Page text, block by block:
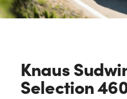
Knaus
Selection